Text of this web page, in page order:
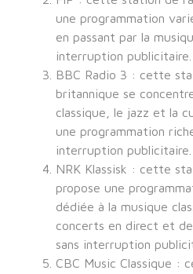
une programmation
en passant par la
interruption publicitaire.
BBC Radio 3 : cette
britannique se
classique, le jazz et la
une programmation
interruption publicitaire.
NRK Klassisk : cette
propose une
dédiée à la musique
concerts en direct et
sans interruption
CBC Music Classique :